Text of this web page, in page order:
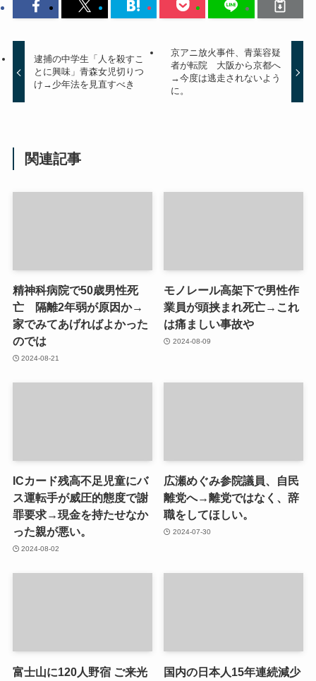
逮捕の中学生「人を殺すこ
とに興味」青森女児切りつ
け→少年法を見直すべき
京アニ放火事件、青葉容疑
者が転院 大阪から京都へ
→今度は逃走されないよう
に。
関連記事
精神科病院で50歳男性死
亡 隔離2年弱が原因か→
家でみてあげればよかった
のでは
2024-08-21
モノレール高架下で男性作
業員が頭挟まれ死亡→これ
は痛ましい事故や
2024-08-09
ICカード残高不足児童にバ
ス運転手が威圧的態度で謝
罪要求→現金を持たせなか
った親が悪い。
2024-08-02
広瀬めぐみ参院議員、自民
離党へ→離党ではなく、辞
職をしてほしい。
2024-07-30
富士山に120人野宿 ご来光
国内の日本人15年連続減少